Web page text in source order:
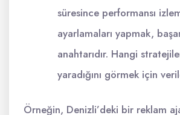
süresince performansı
ayarlamaları yapmak,
anahtarıdır. Hangi
yaradığını görmek için
Örneğin, Denizli’deki bir reklam